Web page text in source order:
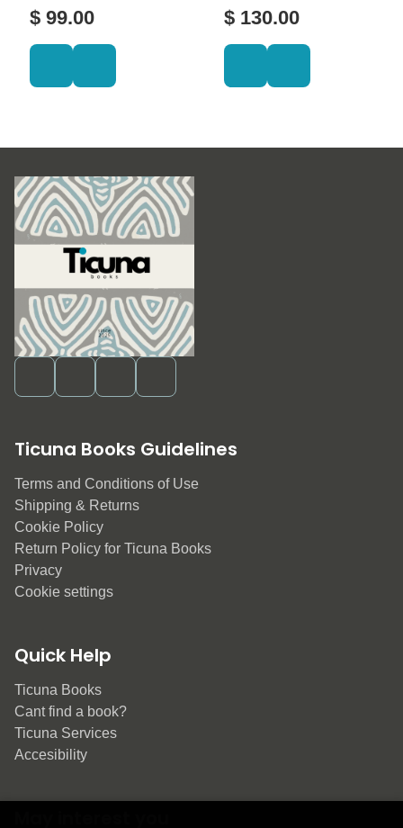
$ 99.00 $ 130.00
Ticuna Books Guidelines
Terms and Conditions of Use
Shipping & Returns
Cookie Policy
Return Policy for Ticuna Books
Privacy
Cookie settings
Quick Help
Ticuna Books
Cant find a book?
Ticuna Services
Accesibility